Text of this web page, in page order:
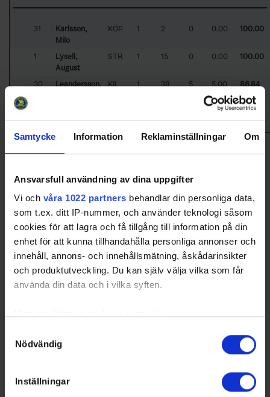
Samtycke Information Reklaminställningar Om
Ansvarsfull användning av dina uppgifter
Vi och våra 1022 partners behandlar din personliga data,
som t.ex. ditt IP-nummer, och använder teknologi såsom
cookies för att lagra och få tillgång till information på din
enhet för att kunna tillhandahålla personliga annonser och
innehåll, annons- och innehållsmätning, åskådarinsikter
och produktutveckling. Du kan själv välja vilka som får
använda din data och i vilka syften.
kan ha en noggrannhet på upp till flera meter
Nödvändig
Inställningar
31
Karlsson,
Milo
KÖP 1 2 0 0.00 100.00
1
Lysell,
August
STR 1 15 0 0.00 100.00
30
Leandersson,
KIL 1 38 5 5.00 86.84
William
2.04 80.00
Sorted by higherSaves%and lowerGoalAgainstAverage per 60
minutes
game time will be included in the ranking. Please note that Game
Winning Shots are excluded in Leading Goalies.
FBK- Färjestad BK KIL- Kils AIK
KÖP - Köping HC STR- Strömsbro IF
Swehockey – Svenska Ishockeyförbundets officiella app
Swehockey ger dig tillgång till nyheter, livebevakning
Sverige. Du kan följa dina favoritserier och lägga upp
egna favoritlag i appen. För dina favoritlag kan du
sedan välja att få pushnotiser när laget gör mål, i
Swehockey ger dig: